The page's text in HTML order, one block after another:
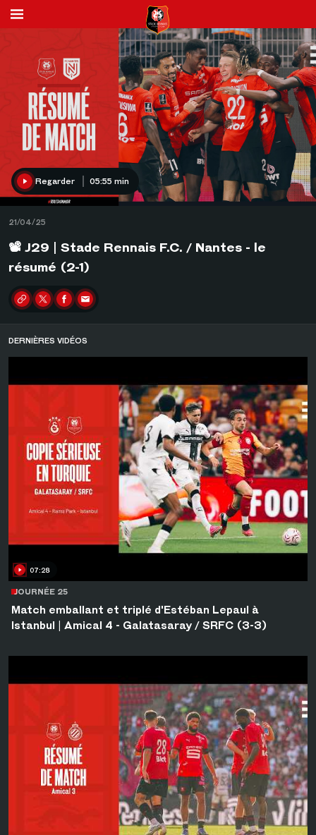
Regarder 05:55 min
21/04/25
📽 J29 | Stade Rennais F.C. / Nantes - le
résumé (2-1)
Partager
DERNIÈRES VIDÉOS
07:28
JOURNÉE 25
Match emballant et triplé d'Estéban Lepaul à
Istanbul | Amical 4 - Galatasaray / SRFC (3-3)